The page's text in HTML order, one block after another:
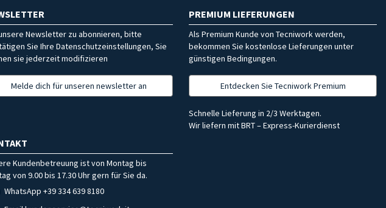
Newsletter zu abonnieren, bitte
Sie Ihre Datenschutzeinstellungen, Sie
sie jederzeit modifizieren
Melde dich für unseren newsletter an
PREMIUM LIEFERUNGEN
Als Premium Kunde von Tecniwork werden,
bekommen Sie kostenlose Lieferungen unter
günstigen Bedingungen.
Entdecken Sie Tecniwork Premium
Schnelle Lieferung in 2/3 Werktagen.
Wir liefern mit BRT – Express-Kurierdienst
Kundenbetreuung ist von Montag bis
von 9.00 bis 17.30 Uhr gern für Sie da.
WhatsApp +39 334 639 8180